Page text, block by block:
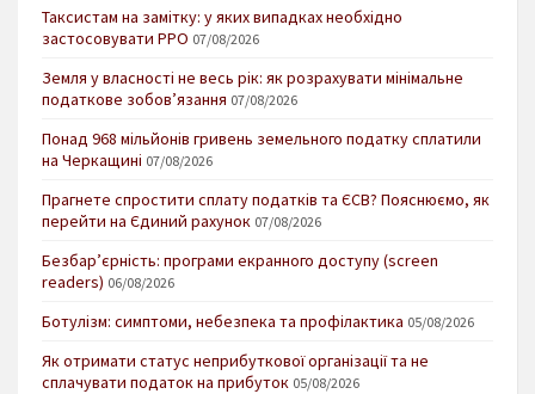
Таксистам на замітку: у яких випадках необхідно
застосовувати РРО 07/08/2026
Земля у власності не весь рік: як розрахувати мінімальне
податкове зобов’язання 07/08/2026
Понад 968 мільйонів гривень земельного податку сплатили
на Черкащині 07/08/2026
Прагнете спростити сплату податків та ЄСВ? Пояснюємо, як
перейти на Єдиний рахунок 07/08/2026
Безбар’єрність: програми екранного доступу (screen
readers) 06/08/2026
Ботулізм: симптоми, небезпека та профілактика 05/08/2026
Як отримати статус неприбуткової організації та не
сплачувати податок на прибуток 05/08/2026